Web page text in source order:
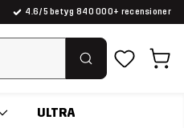
4.6/5 betyg 840 000+ recensioner
ULTRA